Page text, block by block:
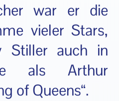
war er die
vieler Stars,
Stiller auch in
als Arthur
of Queens“.